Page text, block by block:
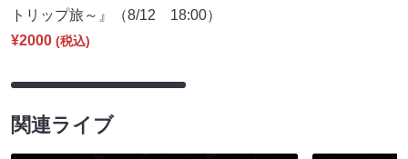
トリップ旅～』（8/12 18:00）
¥2000 (税込)
関連ライブ